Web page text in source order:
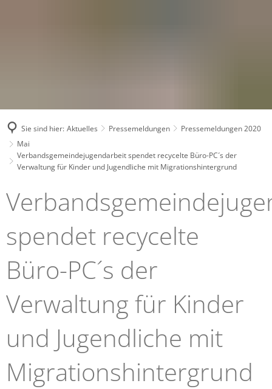
Sie sind hier: Aktuelles Pressemeldungen
Pressemeldungen 2020
Mai
Verbandsgemeindejugendarbeit spendet recycelte Büro-PC´s der
Verwaltung für Kinder und Jugendliche mit Migrationshintergrund
spendet recycelte
Büro-PC´s der
Verwaltung für Kinder
und Jugendliche mit
Migrationshintergrund